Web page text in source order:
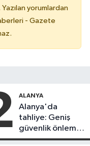
yorumlardan
- Gazete
ALANYA
Alanya'da
tahliye: Geniş
güvenlik önlemi
alındı